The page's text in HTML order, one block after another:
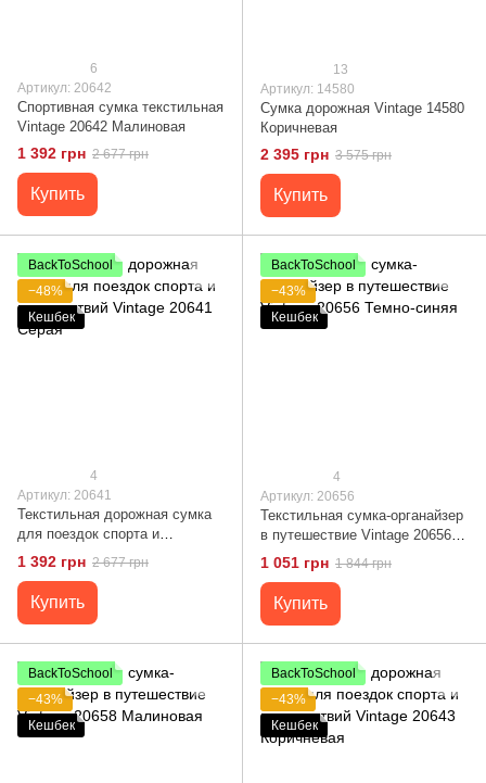
6
Артикул: 20642
Спортивная сумка текстильная
Vintage 20642 Малиновая
1 392 грн 2 677 грн
Купить
13
Артикул: 14580
Сумка дорожная Vintage 14580
Коричневая
2 395 грн 3 575 грн
Купить
BackToSchool
−48%
Кешбек
4
Артикул: 20641
Текстильная дорожная сумка
для поездок спорта и
путешествий Vintage 20641
1 392 грн 2 677 грн
Купить
BackToSchool
−43%
Кешбек
4
Артикул: 20656
Текстильная сумка-органайзер
в путешествие Vintage 20656
Темно-синяя
1 051 грн 1 844 грн
Купить
BackToSchool
−43%
Кешбек
BackToSchool
−43%
Кешбек